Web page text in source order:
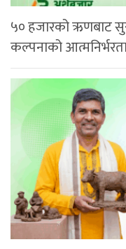
५० हजारको ऋणबाट
कल्पनाको